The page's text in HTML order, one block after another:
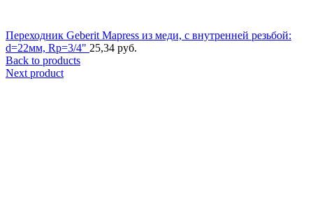
Переходник Geberit Mapress из меди, с внутренней резьбой:
d=22мм, Rp=3/4" 25,34 руб.
Back to products
Next product